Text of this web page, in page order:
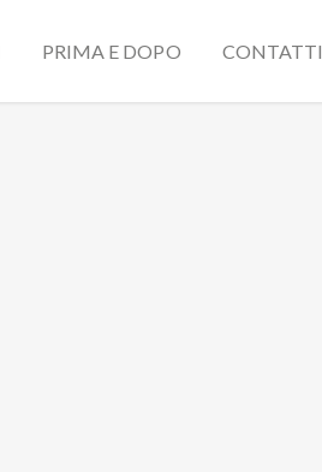
PRIMA E DOPO CONTATTI